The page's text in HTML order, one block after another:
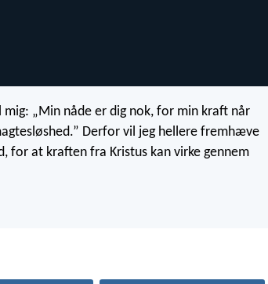
mig: „Min nåde er dig nok, for min kraft når
Derfor vil jeg hellere fremhæve
for at kraften fra Kristus kan virke gennem